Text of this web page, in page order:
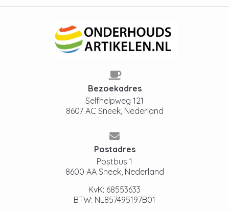
Bezoekadres
Selfhelpweg 121
8607 AC Sneek, Nederland
Postadres
Postbus 1
8600 AA Sneek, Nederland
KvK: 68553633
BTW: NL857495197B01